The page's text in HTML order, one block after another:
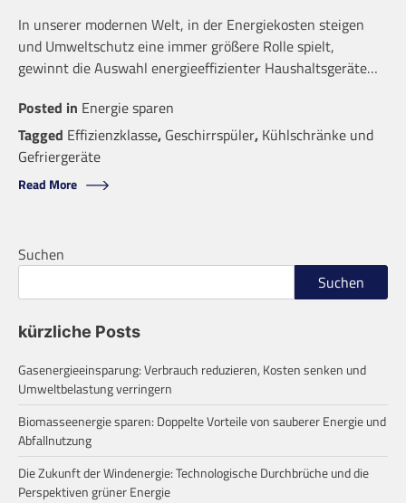
In unserer modernen Welt, in der Energiekosten steigen
und Umweltschutz eine immer größere Rolle spielt,
gewinnt die Auswahl energieeffizienter Haushaltsgeräte…
Posted in Energie sparen
Tagged Effizienzklasse, Geschirrspüler, Kühlschränke und
Gefriergeräte
Read More
Suchen
Suchen
kürzliche Posts
Gasenergieeinsparung: Verbrauch reduzieren, Kosten senken und
Umweltbelastung verringern
Biomasseenergie sparen: Doppelte Vorteile von sauberer Energie und
Abfallnutzung
Die Zukunft der Windenergie: Technologische Durchbrüche und die
Perspektiven grüner Energie